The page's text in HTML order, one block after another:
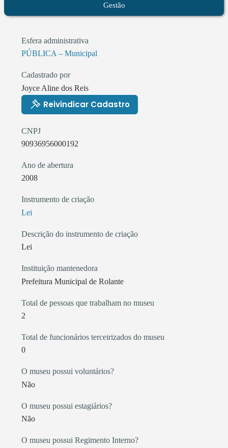
Gestão
Esfera administrativa
PÚBLICA – Municipal
Cadastrado por
Joyce Aline dos Reis
Reivindicar Cadastro
CNPJ
90936956000192
Ano de abertura
2008
Instrumento de criação
Lei
Descrição do instrumento de criação
Lei
Instituição mantenedora
Prefeitura Municipal de Rolante
Total de pessoas que trabalham no museu
2
Total de funcionários terceirizados do museu
0
O museu possui voluntários?
Não
O museu possui estagiários?
Não
O museu possui Regimento Interno?